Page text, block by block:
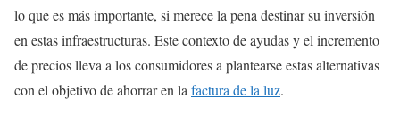
lo que es más importante, si merece la pena destinar su inversión
en estas infraestructuras. Este contexto de ayudas y el incremento
de precios lleva a los consumidores a plantearse estas alternativas
con el objetivo de ahorrar en la factura de la luz.